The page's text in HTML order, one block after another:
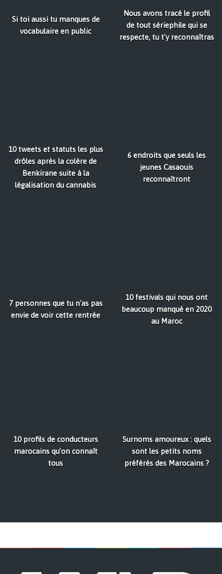
Si toi aussi tu manques de
vocabulaire en public
Nous avons tracé le profil
de tout sériephile qui se
respecte, tu t'y reconnaîtras
10 tweets et statuts les plus
drôles après la colère de
Benkirane suite à la
légalisation du cannabis
6 endroits que seuls les
jeunes Casaouis
reconnaîtront
7 personnes que tu n'as pas
envie de voir cette rentrée
10 festivals qui nous ont
beaucoup manqué en 2020
au Maroc
10 profils de conducteurs
marocains qu’on connaît
tous
Surnoms amoureux : quels
sont les petits noms
préférés des Marocains ?